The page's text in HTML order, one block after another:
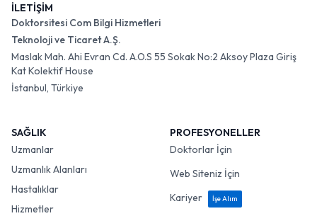
İLETİŞİM
Doktorsitesi Com Bilgi Hizmetleri
Teknoloji ve Ticaret A.Ş.
Maslak Mah. Ahi Evran Cd. A.O.S 55 Sokak No:2 Aksoy Plaza Giriş
Kat Kolektif House
İstanbul, Türkiye
SAĞLIK
Uzmanlar
Uzmanlık Alanları
Hastalıklar
Hizmetler
PROFESYONELLER
Doktorlar İçin
Web Siteniz İçin
Kariyer
İşe Alım